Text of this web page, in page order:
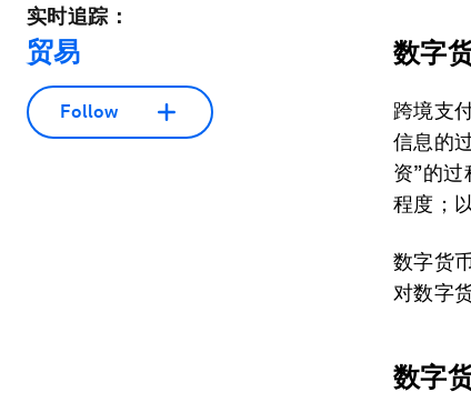
实时追踪：
贸易
Follow
数字
跨境支
信息的
资”的
程度；
数字货
对数字
数字